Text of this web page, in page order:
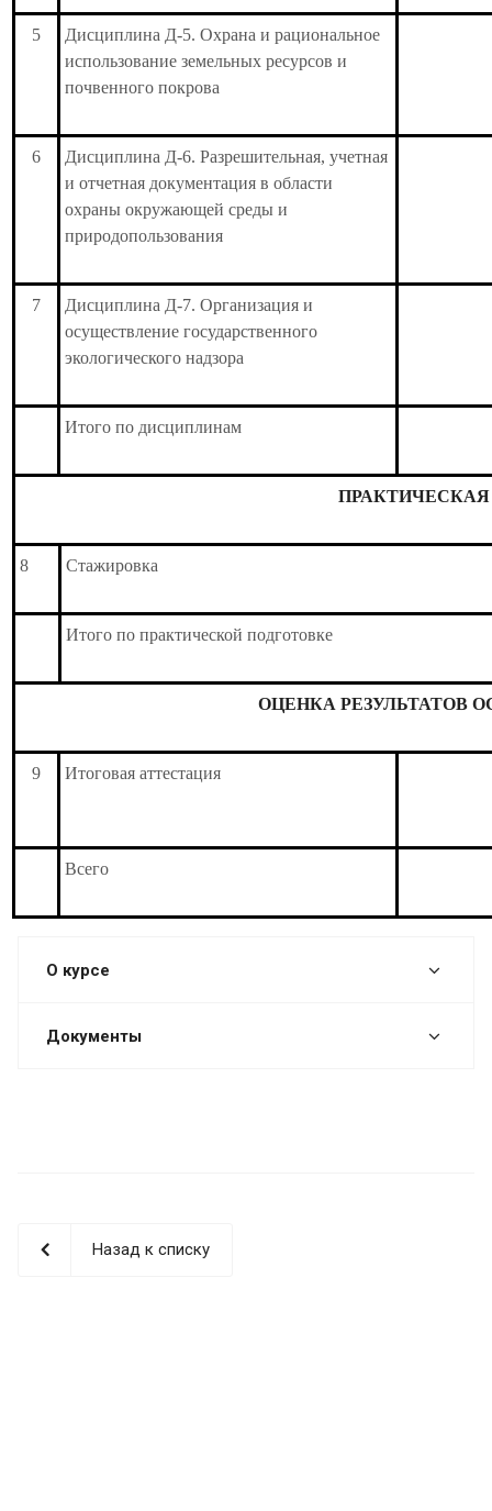
5
Дисциплина Д-5. Охрана и рациональное
использование земельных ресурсов и
почвенного покрова
6
Дисциплина Д-6. Разрешительная, учетная
и отчетная документация в области
охраны окружающей среды и
природопользования
7
Дисциплина Д-7. Организация и
осуществление государственного
экологического надзора
Итого по дисциплинам
8 Стажировка
Итого по практической подготовке
ОЦЕНКА РЕЗУЛЬТАТОВ
9 Итоговая аттестация
Всего
О курсе
Документы
Назад к списку